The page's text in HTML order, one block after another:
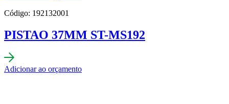
Código: 192132001
PISTAO 37MM ST-MS192
Adicionar ao orçamento